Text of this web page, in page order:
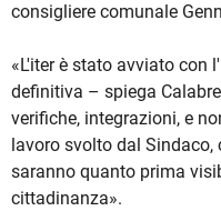
consigliere comunale
«L'iter è stato avviato con
definitiva – spiega
verifiche, integrazioni, e
lavoro svolto dal Sindaco,
saranno quanto prima
cittadinanza».